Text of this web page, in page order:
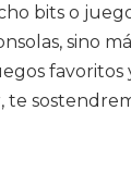
bits o
sino
favoritos